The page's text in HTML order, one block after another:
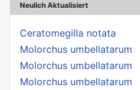
Neulich Aktualisiert
Ceratomegilla notata
Molorchus umbellatarum
Molorchus umbellatarum
Molorchus umbellatarum